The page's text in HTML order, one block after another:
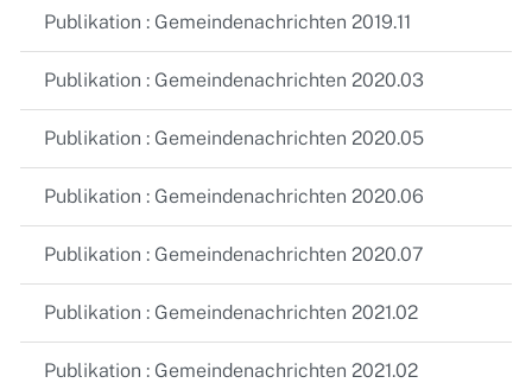
Publikation : Gemeindenachrichten 2019.11
Publikation : Gemeindenachrichten 2020.03
Publikation : Gemeindenachrichten 2020.05
Publikation : Gemeindenachrichten 2020.06
Publikation : Gemeindenachrichten 2020.07
Publikation : Gemeindenachrichten 2021.02
Publikation : Gemeindenachrichten 2021.02